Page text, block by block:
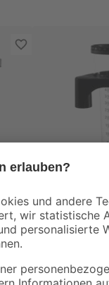
Kunststoff